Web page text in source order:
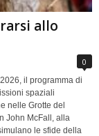
allo
0
il programma di
spaziali
nelle Grotte del
John McFall, alla
le sfide della